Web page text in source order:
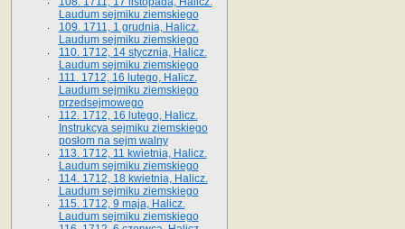
Laudum sejmiku ziemskiego
109. 1711, 1 grudnia, Halicz.
Laudum sejmiku ziemskiego
110. 1712, 14 stycznia, Halicz.
Laudum sejmiku ziemskiego
111. 1712, 16 lutego, Halicz.
Laudum sejmiku ziemskiego
przedsejmowego
112. 1712, 16 lutego, Halicz.
Instrukcya sejmiku ziemskiego
posłom na sejm walny
113. 1712, 11 kwietnia, Halicz.
Laudum sejmiku ziemskiego
114. 1712, 18 kwietnia, Halicz.
Laudum sejmiku ziemskiego
115. 1712, 9 maja, Halicz.
Laudum sejmiku ziemskiego